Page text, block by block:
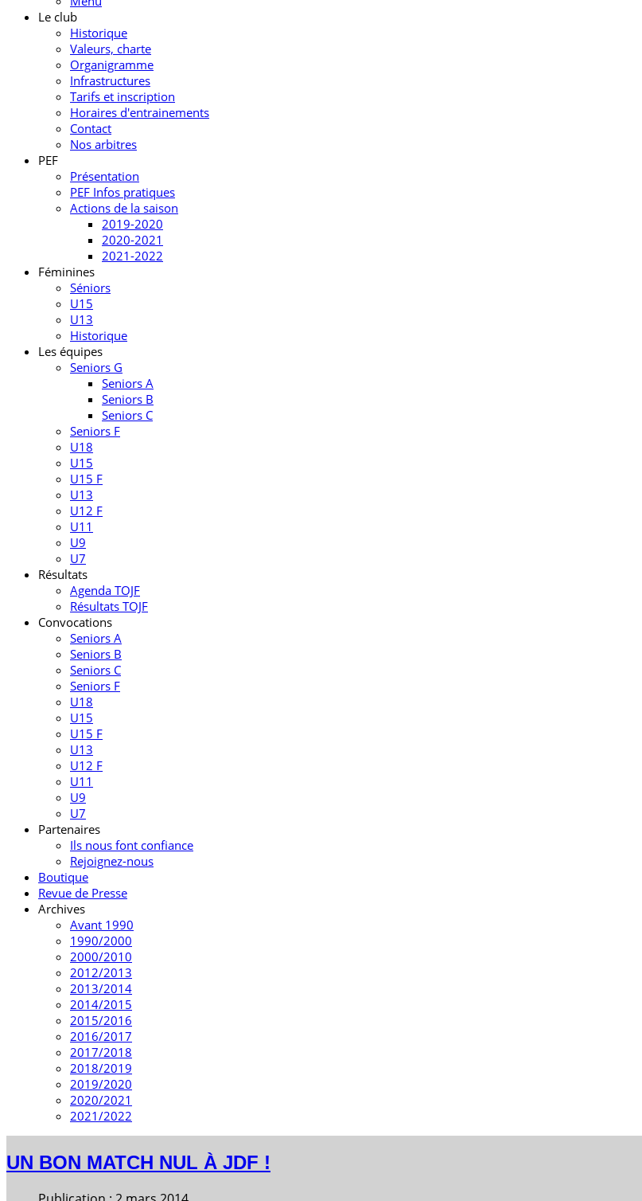
Le club
Historique
Valeurs, charte
Organigramme
Infrastructures
Tarifs et inscription
Horaires d'entrainements
Contact
Nos arbitres
PEF
Présentation
PEF Infos pratiques
Actions de la saison
2019-2020
2020-2021
2021-2022
Féminines
Séniors
U15
U13
Historique
Les équipes
Seniors G
Seniors A
Seniors B
Seniors C
Seniors F
U18
U15
U15 F
U13
U12 F
U11
U9
U7
Résultats
Agenda TOJF
Résultats TOJF
Convocations
Seniors A
Seniors B
Seniors C
Seniors F
U18
U15
U15 F
U13
U12 F
U11
U9
U7
Partenaires
Ils nous font confiance
Rejoignez-nous
Boutique
Revue de Presse
Archives
Avant 1990
1990/2000
2000/2010
2012/2013
2013/2014
2014/2015
2015/2016
2016/2017
2017/2018
2018/2019
2019/2020
2020/2021
2021/2022
UN BON MATCH NUL À JDF !